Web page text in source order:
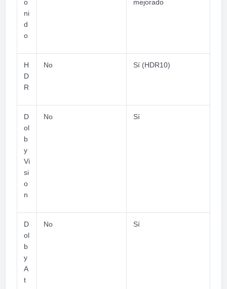
o
ni
d
o
mejorado
H
D
R
No Sí (HDR10)
D
ol
b
y
Vi
si
o
n
No Sí
D
ol
b
y
A
t
No Sí